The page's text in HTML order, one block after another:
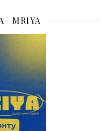
| MRIYA